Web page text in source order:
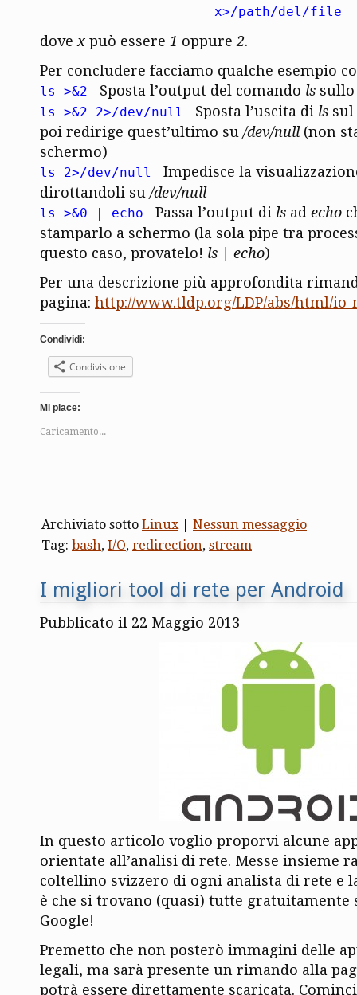
x>/path/del/file
dove x può essere 1 oppure 2.
Per concludere facciamo qualche esempio
ls >&2 Sposta l’output del comando ls
ls >&2 2>/dev/null Sposta l’uscita di ls
poi redirige quest’ultimo su /dev/null(non
schermo)
ls 2>/dev/null
Impedisce la
dirottandoli su /dev/null
ls >&0 | echo Passa l’output di ls ad echo
stamparlo a schermo (la sola pipe tra
questo caso, provatelo! ls | echo)
Per una descrizione più approfondita
pagina: http://www.tldp.org/LDP/abs/html/
Condividi:
Condivisione
Mi piace:
Caricamento...
Archiviato sotto Linux| Nessun messaggio
Tag: bash, I/O, redirection, stream
I migliori tool di rete per Android
Pubblicato il 22 Maggio 2013
In questo articolo voglio proporvi alcune
orientate all’analisi di rete. Messe insieme
coltellino svizzero di ogni analista di rete e
è che si trovano (quasi) tutte gratuitamente
Google!
Premetto che non posterò immagini delle
legali, ma sarà presente un rimando alla
potrà essere direttamente scaricata.